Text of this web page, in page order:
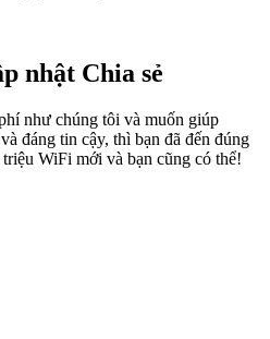
nhật Chia sẻ
như chúng tôi và muốn giúp
đáng tin cậy, thì bạn đã đến đúng
WiFi mới và bạn cũng có thể!